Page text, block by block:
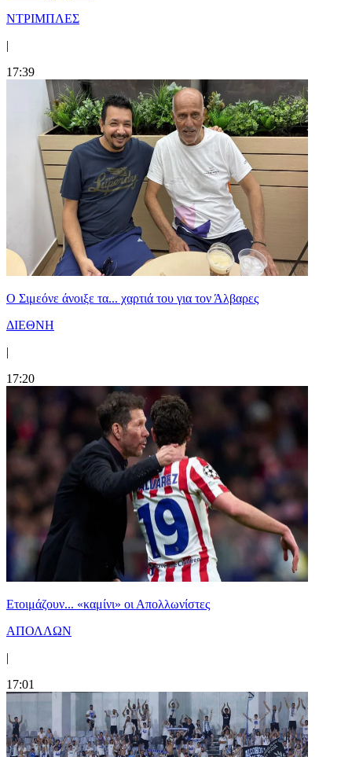
ΝΤΡΙΜΠΛΕΣ
|
17:39
Ο Σιμεόνε άνοιξε τα... χαρτιά του για τον Άλβαρες
ΔΙΕΘΝΗ
|
17:20
Ετοιμάζουν... «καμίνι» οι Απολλωνίστες
ΑΠΟΛΛΩΝ
|
17:01